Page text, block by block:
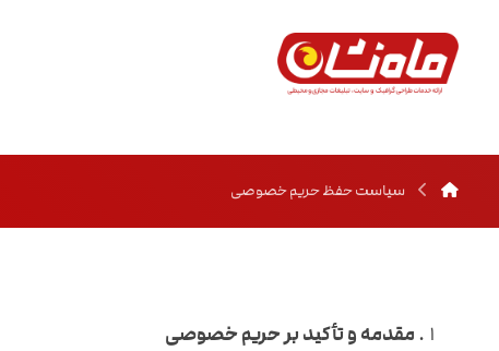
سیاست حفظ حریم خصوصی
مقدمه و تأکید بر حریم خصوصی